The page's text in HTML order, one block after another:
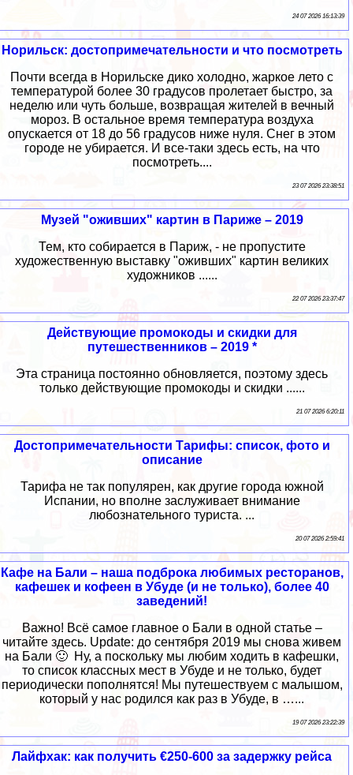
24 07 2026 16:13:39
Норильск: достопримечательности и что посмотреть
Почти всегда в Норильске дико холодно, жаркое лето с
температурой более 30 градусов пролетает быстро, за
неделю или чуть больше, возвращая жителей в вечный
мороз. В остальное время температура воздуха
опускается от 18 до 56 градусов ниже нуля. Снег в этом
городе не убирается. И все-таки здесь есть, на что
посмотреть....
23 07 2026 23:38:51
Музей "оживших" картин в Париже – 2019
Тем, кто собирается в Париж, - не пропустите
художественную выставку "оживших" картин великих
художников ......
22 07 2026 23:37:47
Действующие промокоды и скидки для
путешественников – 2019 *
Эта страница постоянно обновляется, поэтому здесь
только действующие промокоды и скидки ......
21 07 2026 6:20:11
Достопримечательности Тарифы: список, фото и
описание
Тарифа не так популярен, как другие города южной
Испании, но вполне заслуживает внимание
любознательного туриста. ...
20 07 2026 2:59:41
Кафе на Бали – наша подброка любимых ресторанов,
кафешек и кофеен в Убуде (и не только), более 40
заведений!
Важно! Всё самое главное о Бали в одной статье –
читайте здесь. Update: до сентября 2019 мы снова живем
на Бали 🙂 Ну, а поскольку мы любим ходить в кафешки,
то список классных мест в Убуде и не только, будет
периодически пополнятся! Мы путешествуем с малышом,
который у нас родился как раз в Убуде, в …...
19 07 2026 23:22:39
Лайфхак: как получить €250-600 за задержку рейса